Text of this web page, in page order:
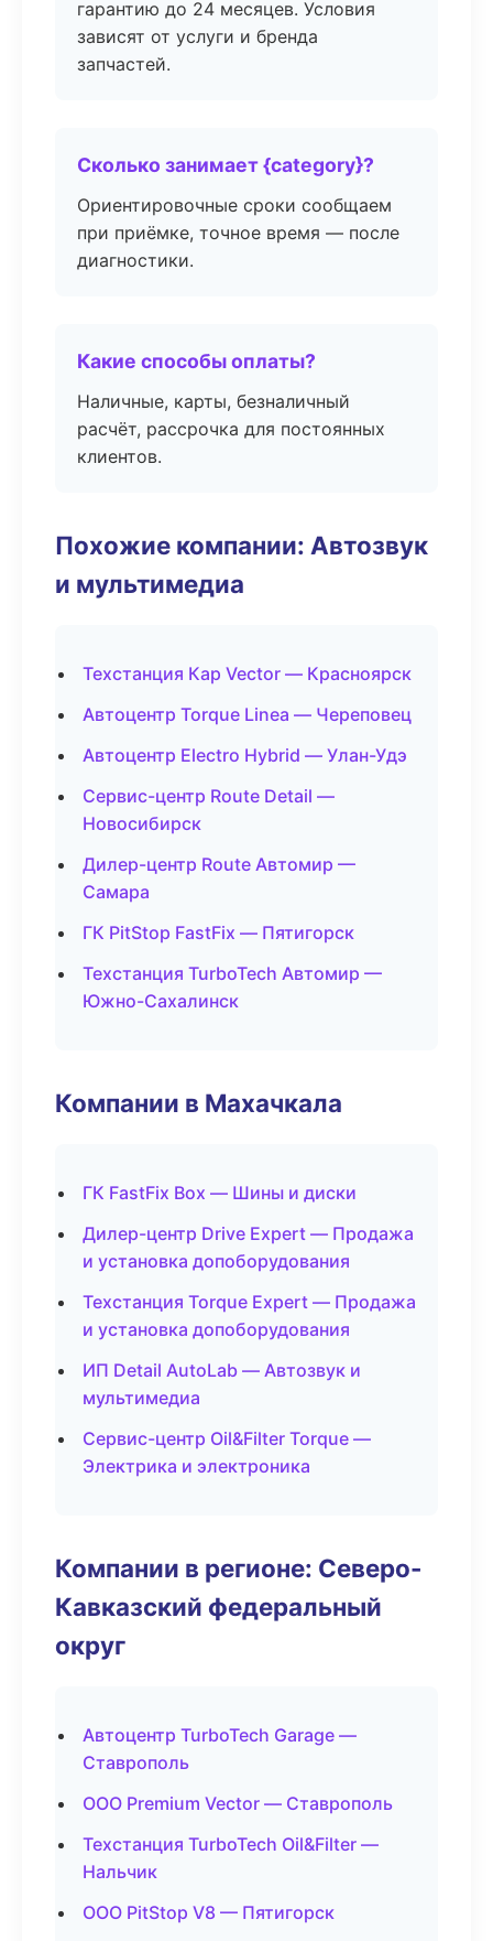
гарантию до 24 месяцев. Условия
зависят от услуги и бренда
запчастей.
Сколько занимает {category}?
Ориентировочные сроки сообщаем
при приёмке, точное время — после
диагностики.
Какие способы оплаты?
Наличные, карты, безналичный
расчёт, рассрочка для постоянных
клиентов.
Похожие компании: Автозвук
и мультимедиа
Техстанция Кар Vector — Красноярск
Автоцентр Torque Linea — Череповец
Автоцентр Electro Hybrid — Улан-Удэ
Сервис-центр Route Detail —
Новосибирск
Дилер-центр Route Автомир —
Самара
ГК PitStop FastFix — Пятигорск
Техстанция TurboTech Автомир —
Южно-Сахалинск
Компании в Махачкала
ГК FastFix Box — Шины и диски
Дилер-центр Drive Expert — Продажа
и установка допоборудования
Техстанция Torque Expert — Продажа
и установка допоборудования
ИП Detail AutoLab — Автозвук и
мультимедиа
Сервис-центр Oil&Filter Torque —
Электрика и электроника
Компании в регионе: Северо-
Кавказский федеральный
округ
Автоцентр TurboTech Garage —
Ставрополь
ООО Premium Vector — Ставрополь
Техстанция TurboTech Oil&Filter —
Нальчик
ООО PitStop V8 — Пятигорск